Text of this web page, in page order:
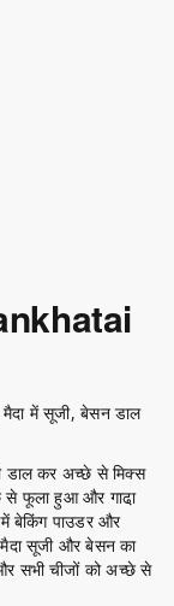
मैदा में सूजी, बेसन डाल
डाल कर अच्छे से मिक्स
से फूला हुआ और गाढा़
बेकिंग पाउडर और
सूजी और बेसन का
सभी चीजों को अच्छे से